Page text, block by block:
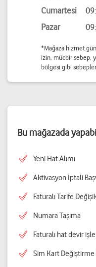
Cumartesi
Pazar
*Mağaza hizmet
izin, mücbir sebep,
bölgesi gibi
Bu mağazada
Yeni Hat Alımı
Aktivasyon İptali
Faturalı Tarife
Numara Taşıma
Faturalı hat devir
Sim Kart Değiştirme